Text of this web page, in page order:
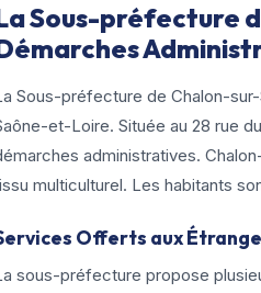
Sous-préfecture
Sous-préfecture de Chalon-
et-Loire. Située au 28 rue
administratives.
multiculturel. Les habitants
Offerts aux
sous-préfecture propose